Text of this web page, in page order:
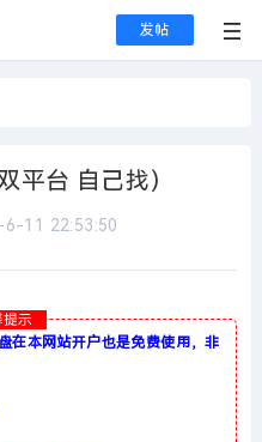
发帖
平台 自己找）
6-11 22:53:50
示
在本网站开户也是免费使用，非